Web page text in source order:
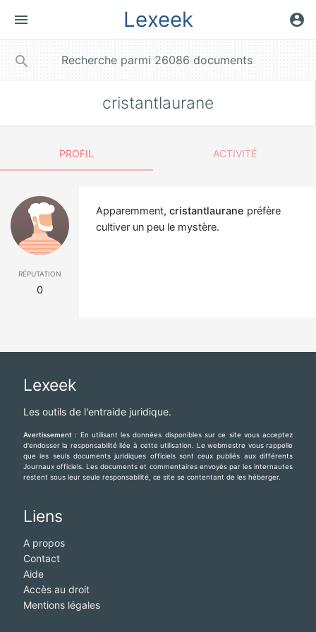
menu Lexeek account_circle
search
cristantlaurane
PROFIL ACTIVITÉ
réputation
0
Apparemment, cristantlaurane préfère
cultiver un peu le mystère.
Lexeek
Les outils de l'entraide juridique.
Avertissement : En utilisant les données disponibles sur ce site vous acceptez
d'endosser la responsabilité liée à cette utilisation. Le webmestre vous rappelle
que les seuls documents juridiques officiels sont ceux publiés aux différents
Journaux officiels. Les documents et commentaires envoyés par les internautes
restent sous leur seule responsabilité, ce site se contentant de les héberger.
Liens
A propos
Contact
Aide
Accès au droit
Mentions légales